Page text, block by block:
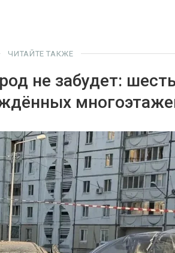
ЧИТАЙТЕ ТАКЖЕ
не забудет: